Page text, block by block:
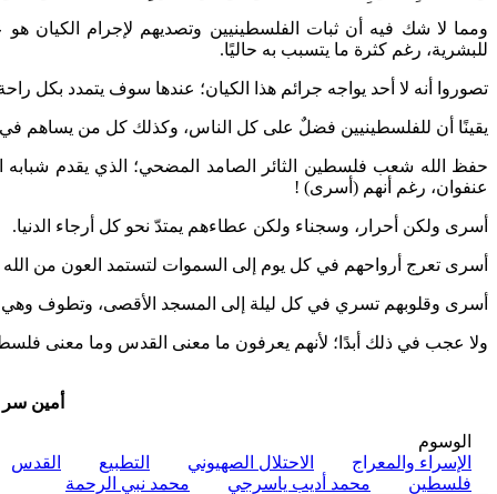
ومما لا شك فيه أن ثبات الفلسطينيين وتصديهم لإجرام الكيان
للبشرية، رغم كثرة ما يتسبب به حاليًا.
تصوروا أنه لا أحد يواجه جرائم هذا الكيان؛ عندها سوف يتمدد بكل
يقينًا أن للفلسطينيين فضلٌ على كل الناس، وكذلك كل من يساهم في
حفظ الله شعب فلسطين الثائر الصامد المضحي؛ الذي يقدم شبابه
عنفوان، رغم أنهم (أسرى) !
أسرى ولكن أحرار، وسجناء ولكن عطاءهم يمتدّ نحو كل أرجاء الدنيا.
أسرى تعرج أرواحهم في كل يوم إلى السموات لتستمد العون من الله
أسرى وقلوبهم تسري في كل ليلة إلى المسجد الأقصى، وتطوف وهي
ولا عجب في ذلك أبدًا؛ لأنهم يعرفون ما معنى القدس وما معنى
أمين
الوسوم
الإسراء والمعراج
الاحتلال الصهيوني التطبيع القدس
فلسطين
محمد أديب ياسرجي محمد نبي الرحمة